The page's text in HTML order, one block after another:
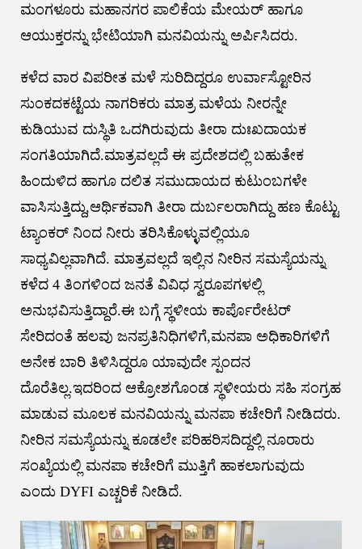
ಮಂಗಳೂರು ಮಹಾನಗರ ಪಾಲಿಕೆಯ ಮೇಯರ್ ಹಾಗೂ
ಆಯುಕ್ತರನ್ನು ಭೇಟಿಯಾಗಿ ಮನವಿಯನ್ನು ಅರ್ಪಿಸಿದರು.
ಕಳೆದ ವಾರ ವಿಪರೀತ ಮಳೆ ಸುರಿದಿದ್ದರೂ ಉರ್ವಾಸ್ಟೋರಿನ
ಸುಂಕದಕಟ್ಟೆಯ ನಾಗರಿಕರು ಮಾತ್ರ ಮಳೆಯ ನೀರನ್ನೇ
ಕುಡಿಯುವ ದುಸ್ಥಿತಿ ಒದಗಿರುವುದು ತೀರಾ ದುಃಖದಾಯಕ
ಸಂಗತಿಯಾಗಿದೆ.ಮಾತ್ರವಲ್ಲದೆ ಈ ಪ್ರದೇಶದಲ್ಲಿ ಬಹುತೇಕ
ಹಿಂದುಳಿದ ಹಾಗೂ ದಲಿತ ಸಮುದಾಯದ ಕುಟುಂಬಗಳೇ
ವಾಸಿಸುತ್ತಿದ್ದು,ಆರ್ಥಿಕವಾಗಿ ತೀರಾ ದುರ್ಬಲರಾಗಿದ್ದು ಹಣ ಕೊಟ್ಟು
ಟ್ಯಾಂಕರ್ ನಿಂದ ನೀರು ತರಿಸಿಕೊಳ್ಳುವಲ್ಲಿಯೂ
ಸಾಧ್ಯವಿಲ್ಲವಾಗಿದೆ. ಮಾತ್ರವಲ್ಲದೆ ಇಲ್ಲಿನ ನೀರಿನ ಸಮಸ್ಯೆಯನ್ನು
ಕಳೆದ 4 ತಿಂಗಳಿಂದ ಜನತೆ ವಿವಿಧ ಸ್ವರೂಪಗಳಲ್ಲಿ
ಅನುಭವಿಸುತ್ತಿದ್ದಾರೆ.ಈ ಬಗ್ಗೆ ಸ್ಥಳೀಯ ಕಾರ್ಪೊರೇಟರ್
ಸೇರಿದಂತೆ ಹಲವು ಜನಪ್ರತಿನಿಧಿಗಳಿಗೆ,ಮನಪಾ ಅಧಿಕಾರಿಗಳಿಗೆ
ಅನೇಕ ಬಾರಿ ತಿಳಿಸಿದ್ದರೂ ಯಾವುದೇ ಸ್ಪಂದನ
ದೊರೆತಿಲ್ಲ.ಇದರಿಂದ ಆಕ್ರೋಶಗೊಂಡ ಸ್ಥಳೀಯರು ಸಹಿ ಸಂಗ್ರಹ
ಮಾಡುವ ಮೂಲಕ ಮನವಿಯನ್ನು ಮನಪಾ ಕಚೇರಿಗೆ ನೀಡಿದರು.
ನೀರಿನ ಸಮಸ್ಯೆಯನ್ನು ಕೂಡಲೇ ಪರಿಹರಿಸದಿದ್ದಲ್ಲಿ ನೂರಾರು
ಸಂಖ್ಯೆಯಲ್ಲಿ ಮನಪಾ ಕಚೇರಿಗೆ ಮುತ್ತಿಗೆ ಹಾಕಲಾಗುವುದು
ಎಂದು DYFI ಎಚ್ಚರಿಕೆ ನೀಡಿದೆ.